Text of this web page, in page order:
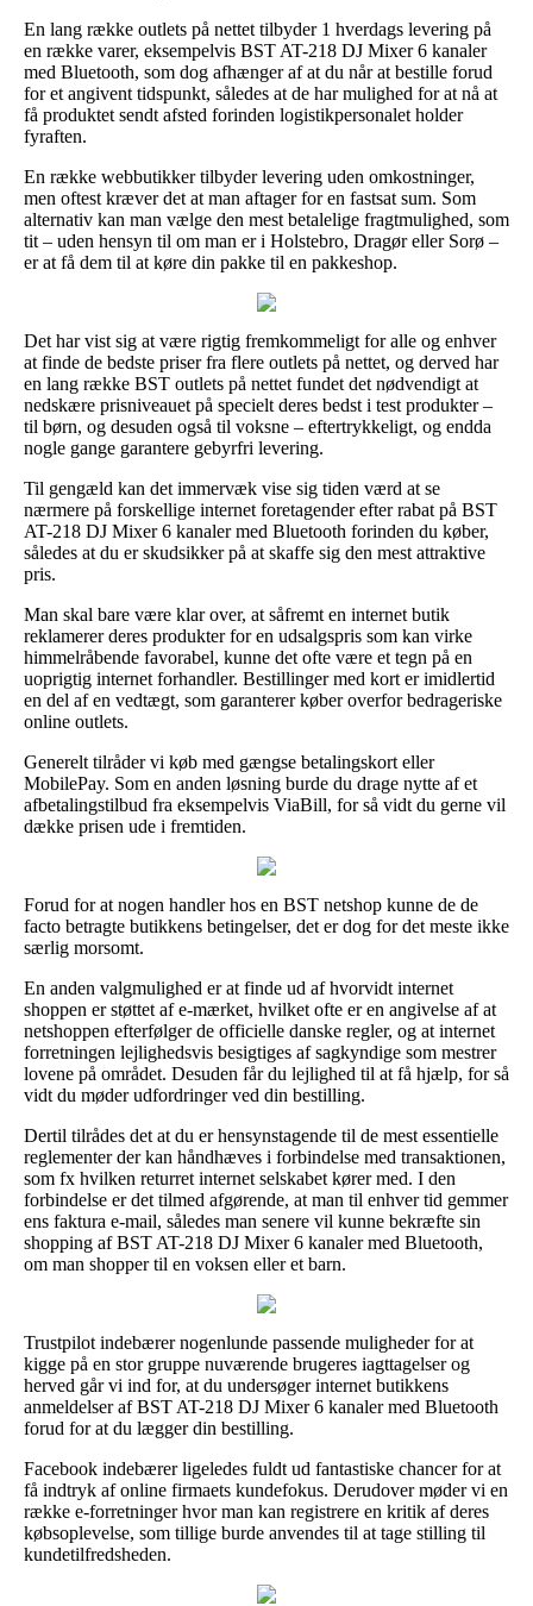
En lang række outlets på nettet tilbyder 1 hverdags levering på
en række varer, eksempelvis BST AT-218 DJ Mixer 6 kanaler
med Bluetooth, som dog afhænger af at du når at bestille forud
for et angivent tidspunkt, således at de har mulighed for at nå at
få produktet sendt afsted forinden logistikpersonalet holder
fyraften.
En række webbutikker tilbyder levering uden omkostninger,
men oftest kræver det at man aftager for en fastsat sum. Som
alternativ kan man vælge den mest betalelige fragtmulighed, som
tit – uden hensyn til om man er i Holstebro, Dragør eller Sorø –
er at få dem til at køre din pakke til en pakkeshop.
Det har vist sig at være rigtig fremkommeligt for alle og enhver
at finde de bedste priser fra flere outlets på nettet, og derved har
en lang række BST outlets på nettet fundet det nødvendigt at
nedskære prisniveauet på specielt deres bedst i test produkter –
til børn, og desuden også til voksne – eftertrykkeligt, og endda
nogle gange garantere gebyrfri levering.
Til gengæld kan det immervæk vise sig tiden værd at se
nærmere på forskellige internet foretagender efter rabat på BST
AT-218 DJ Mixer 6 kanaler med Bluetooth forinden du køber,
således at du er skudsikker på at skaffe sig den mest attraktive
pris.
Man skal bare være klar over, at såfremt en internet butik
reklamerer deres produkter for en udsalgspris som kan virke
himmelråbende favorabel, kunne det ofte være et tegn på en
uoprigtig internet forhandler. Bestillinger med kort er imidlertid
en del af en vedtægt, som garanterer køber overfor bedrageriske
online outlets.
Generelt tilråder vi køb med gængse betalingskort eller
MobilePay. Som en anden løsning burde du drage nytte af et
afbetalingstilbud fra eksempelvis ViaBill, for så vidt du gerne vil
dække prisen ude i fremtiden.
Forud for at nogen handler hos en BST netshop kunne de de
facto betragte butikkens betingelser, det er dog for det meste ikke
særlig morsomt.
En anden valgmulighed er at finde ud af hvorvidt internet
shoppen er støttet af e-mærket, hvilket ofte er en angivelse af at
netshoppen efterfølger de officielle danske regler, og at internet
forretningen lejlighedsvis besigtiges af sagkyndige som mestrer
lovene på området. Desuden får du lejlighed til at få hjælp, for så
vidt du møder udfordringer ved din bestilling.
Dertil tilrådes det at du er hensynstagende til de mest essentielle
reglementer der kan håndhæves i forbindelse med transaktionen,
som fx hvilken returret internet selskabet kører med. I den
forbindelse er det tilmed afgørende, at man til enhver tid gemmer
ens faktura e-mail, således man senere vil kunne bekræfte sin
shopping af BST AT-218 DJ Mixer 6 kanaler med Bluetooth,
om man shopper til en voksen eller et barn.
Trustpilot indebærer nogenlunde passende muligheder for at
kigge på en stor gruppe nuværende brugeres iagttagelser og
herved går vi ind for, at du undersøger internet butikkens
anmeldelser af BST AT-218 DJ Mixer 6 kanaler med Bluetooth
forud for at du lægger din bestilling.
Facebook indebærer ligeledes fuldt ud fantastiske chancer for at
få indtryk af online firmaets kundefokus. Derudover møder vi en
række e-forretninger hvor man kan registrere en kritik af deres
købsoplevelse, som tillige burde anvendes til at tage stilling til
kundetilfredsheden.